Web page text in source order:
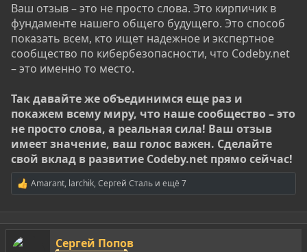
Ваш отзыв – это не просто слова. Это кирпичик в
фундаменте нашего общего будущего. Это способ
показать всем, кто ищет надежное и экспертное
сообщество по кибербезопасности, что Codeby.net
– это именно то место.
Так давайте же объединимся еще раз и
покажем всему миру, что наше сообщество – это
не просто слова, а реальная сила! Ваш отзыв
имеет значение, ваш голос важен. Сделайте
свой вклад в развитие Codeby.net прямо сейчас!
Р
е
а
ц
и
Amarant, larchik,Сергей Сталь и ещё 7
Сергей Попов